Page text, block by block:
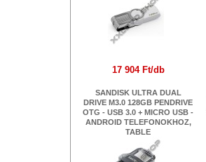
17 904 Ft/db
SANDISK ULTRA DUAL
DRIVE M3.0 128GB PENDRIVE
OTG - USB 3.0 + MICRO USB -
ANDROID TELEFONOKHOZ,
TABLE